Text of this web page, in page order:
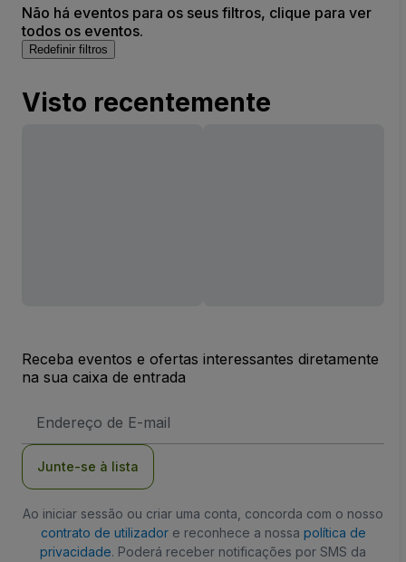
Não há eventos para os seus filtros, clique para ver
todos os eventos.
Redefinir filtros
Visto recentemente
Receba eventos e ofertas interessantes diretamente
na sua caixa de entrada
de
Junte-se à lista
Ao iniciar sessão ou criar uma conta, concorda com o nosso
contrato de utilizadore reconhece a nossa política de
privacidade. Poderá receber notificações por SMS da